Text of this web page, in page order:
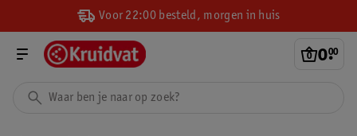
Voor 22:00 besteld, morgen in huis
0.
00